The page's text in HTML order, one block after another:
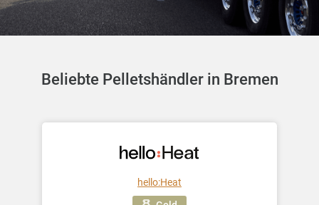
Beliebte Pelletshändler in Bremen
hello:Heat